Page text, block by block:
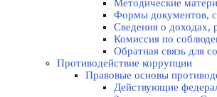
Методические
Формы документов,
Сведения о доходах,
Комиссия по
Обратная связь для
Противодействие коррупции
Правовые основы
Действующие